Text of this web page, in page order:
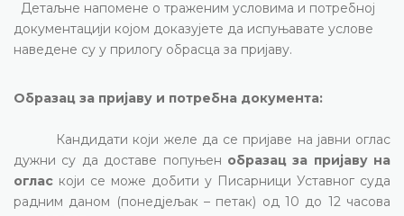
Детаљне напомене о траженим условима и потребној
документацији којом доказујете да испуњавате услове
наведене су у прилогу обрасца за пријаву.
Образац за пријаву и потребна документа:
Кандидати који желе да се пријаве на јавни оглас
дужни су да доставе попуњен образац за пријаву на
оглас који се може добити у Писарници Уставног суда
радним даном (понедјељак – петак) од 10 до 12 часова